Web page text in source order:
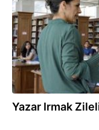
Yazar Irmak